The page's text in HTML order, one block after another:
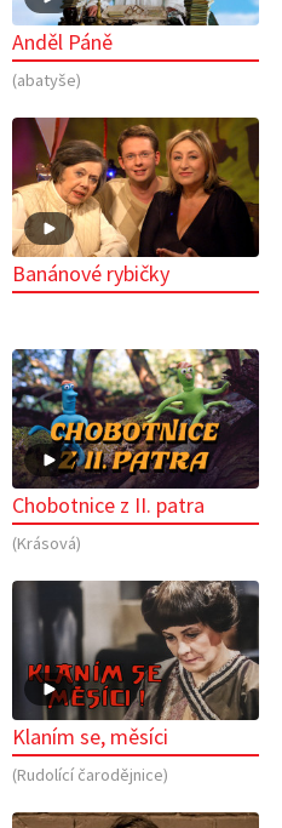
Anděl Páně
(abatyše)
Banánové rybičky
Chobotnice z II. patra
(Krásová)
Klaním se, měsíci
(Rudolící čarodějnice)